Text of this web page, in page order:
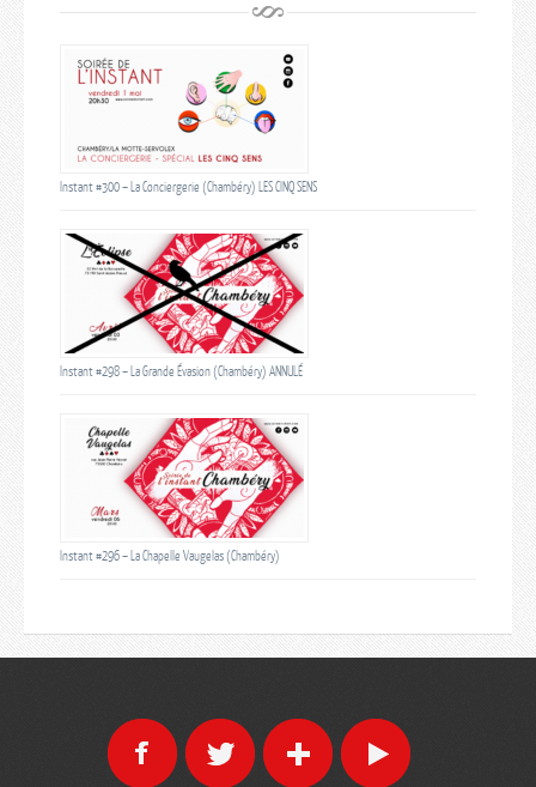
Instant #300 – La Conciergerie (Chambéry) LES CINQ SENS
Instant #298 – La Grande Évasion (Chambéry) ANNULÉ
Instant #296 – La Chapelle Vaugelas (Chambéry)